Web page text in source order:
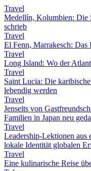
Travel
Medellín, Kolumbien: Die
schrieb
Travel
El Fenn, Marrakesch: Das
Travel
Long Island: Wo der
Travel
Saint Lucia: Die
lebendig werden
Travel
Jenseits von
Familien in Japan neu
Travel
Leadership-Lektionen aus
lokale Identität globalen
Travel
Eine kulinarische Reise